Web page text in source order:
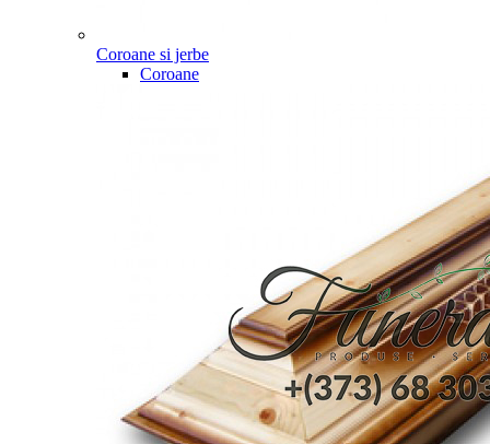
Coroane si jerbe
Coroane